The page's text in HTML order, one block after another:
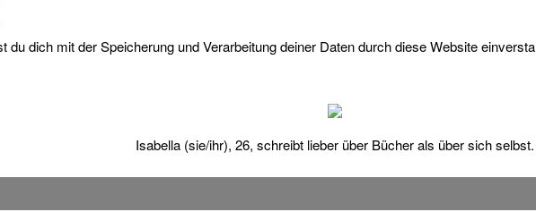
dich mit der Speicherung und Verarbeitung deiner Daten durch diese Website
Isabella (sie/ihr), 26, schreibt lieber über Bücher als über sich selbst.